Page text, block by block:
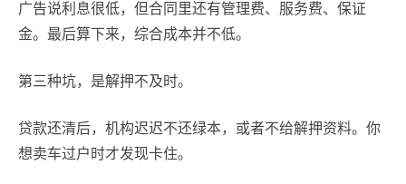
广告说利息很低，但合同里还有管理费、服务费、保证
金。最后算下来，综合成本并不低。
第三种坑，是解押不及时。
贷款还清后，机构迟迟不还绿本，或者不给解押资料。你
想卖车过户时才发现卡住。